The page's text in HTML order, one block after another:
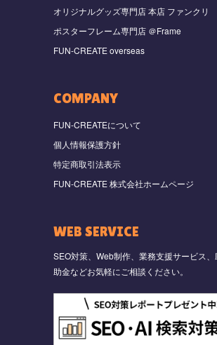
オリジナルグッズ専門店 本店 ファンクリ
ポスターフレーム専門店 ＠Frame
FUN-CREATE overseas
COMPANY
FUN-CREATEについて
個人情報保護方針
特定商取引法表示
FUN-CREATE 株式会社ホームページ
WEB SERVICE
SEO対策、Web制作、業務支援サービス
助金などお気軽にご相談ください。